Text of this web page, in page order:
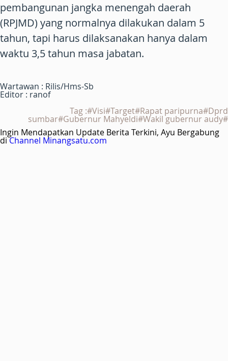
pembangunan jangka menengah daerah
(RPJMD) yang normalnya dilakukan dalam 5
tahun, tapi harus dilaksanakan hanya dalam
waktu 3,5 tahun masa jabatan.
Wartawan : Rilis/Hms-Sb
Editor : ranof
Tag :#Visi#Target#Rapat paripurna#Dprd
sumbar#Gubernur Mahyeldi#Wakil gubernur audy#
Ingin Mendapatkan Update Berita Terkini, Ayu Bergabung
diChannel Minangsatu.com